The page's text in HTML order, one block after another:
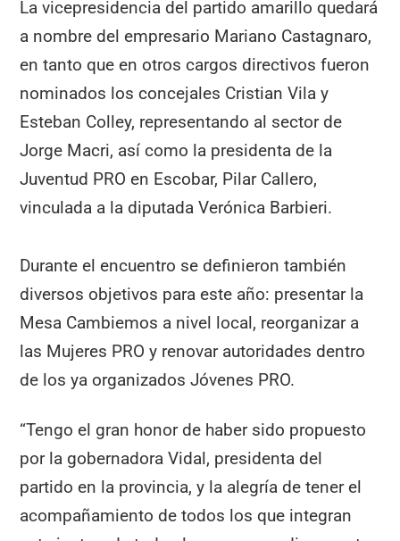
La vicepresidencia del partido amarillo quedará
a nombre del empresario Mariano Castagnaro,
en tanto que en otros cargos directivos fueron
nominados los concejales Cristian Vila y
Esteban Colley, representando al sector de
Jorge Macri, así como la presidenta de la
Juventud PRO en Escobar, Pilar Callero,
vinculada a la diputada Verónica Barbieri.
Durante el encuentro se definieron también
diversos objetivos para este año: presentar la
Mesa Cambiemos a nivel local, reorganizar a
las Mujeres PRO y renovar autoridades dentro
de los ya organizados Jóvenes PRO.
“Tengo el gran honor de haber sido propuesto
por la gobernadora Vidal, presidenta del
partido en la provincia, y la alegría de tener el
acompañamiento de todos los que integran